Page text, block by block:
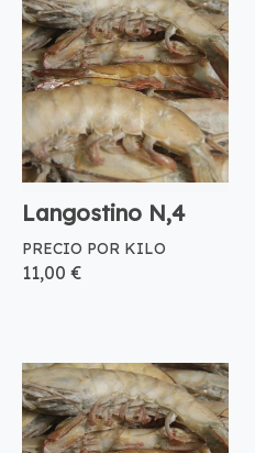
Langostino N,4
PRECIO POR KILO
11,00 €